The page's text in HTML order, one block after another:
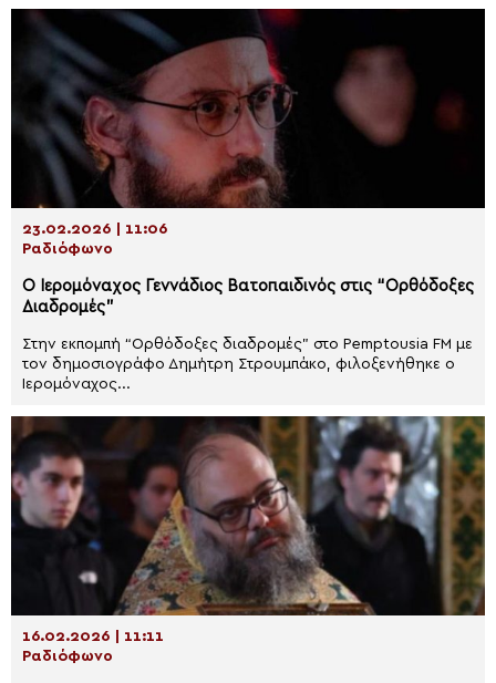
23.02.2026 | 11:06
Ραδιόφωνο
Ο Ιερομόναχος Γεννάδιος Βατοπαιδινός στις “Ορθόδοξες
Διαδρομές”
Στην εκπομπή “Ορθόδοξες διαδρομές” στο Pemptousia FM με
τον δημοσιογράφο Δημήτρη Στρουμπάκο, φιλοξενήθηκε ο
Ιερομόναχος...
16.02.2026 | 11:11
Ραδιόφωνο